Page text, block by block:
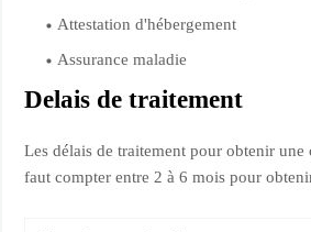
Attestation d'hébergement
Assurance maladie
Delais de traitement
Les délais de traitement pour obtenir
faut compter entre 2 à 6 mois pour